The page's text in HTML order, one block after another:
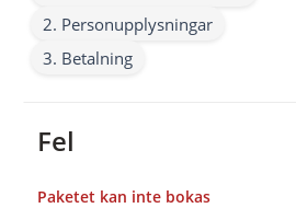
2. Personupplysningar
3. Betalning
Fel
Paketet kan inte bokas